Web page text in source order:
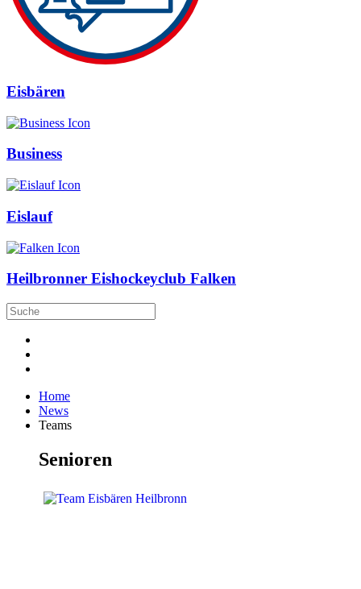
Eisbären
Business
Eislauf
Heilbronner Eishockeyclub Falken
Home
News
Teams
Senioren